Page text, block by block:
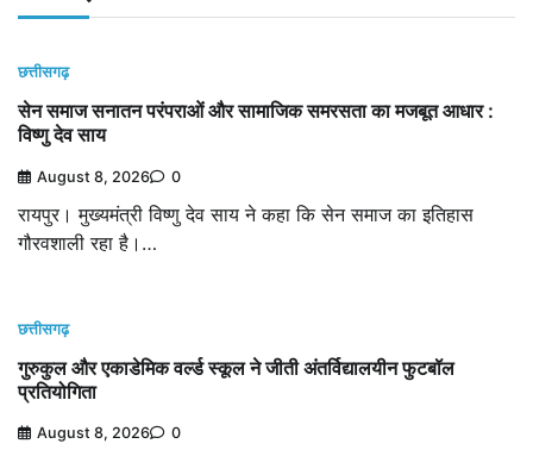
छत्तीसगढ़
सेन समाज सनातन परंपराओं और सामाजिक समरसता का मजबूत आधार :
विष्णु देव साय
August 8, 2026 0
रायपुर। मुख्यमंत्री विष्णु देव साय ने कहा कि सेन समाज का इतिहास
गौरवशाली रहा है।…
छत्तीसगढ़
गुरुकुल और एकाडेमिक वर्ल्ड स्कूल ने जीती अंतर्विद्यालयीन फुटबॉल
प्रतियोगिता
August 8, 2026 0